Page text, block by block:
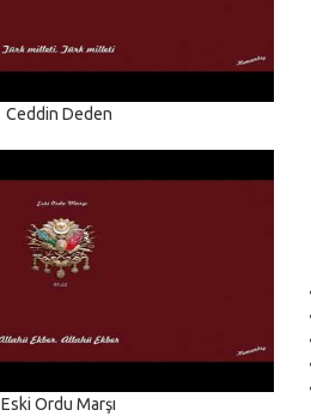
Ceddin Deden
Eski Ordu Marşı